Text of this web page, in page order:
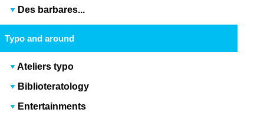
Des barbares...
Typo and around
Ateliers typo
Biblioteratology
Entertainments